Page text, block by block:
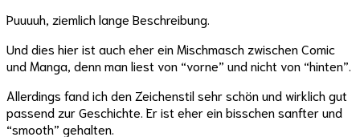
Puuuuh, ziemlich lange Beschreibung.
Und dies hier ist auch eher ein Mischmasch zwischen Comic
und Manga, denn man liest von “vorne” und nicht von “hinten”.
Allerdings fand ich den Zeichenstil sehr schön und wirklich gut
passend zur Geschichte. Er ist eher ein bisschen sanfter und
“smooth” gehalten.